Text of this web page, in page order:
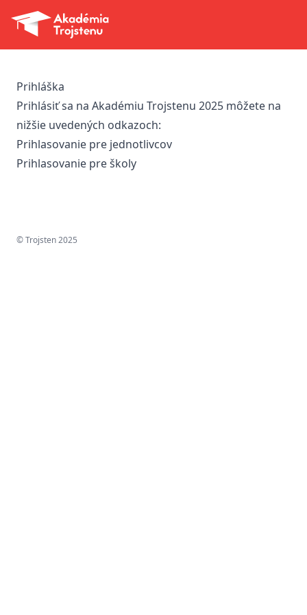
Akadémia Trojstenu
Prihláška
Prihlásiť sa na Akadémiu Trojstenu 2025 môžete na
nižšie uvedených odkazoch:
Prihlasovanie pre jednotlivcov
Prihlasovanie pre školy
© Trojsten 2025